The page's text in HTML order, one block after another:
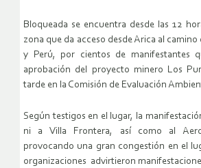
Bloqueada se encuentra desde las 12
zona que da acceso desde Arica al camino
y Perú, por cientos de manifestantes
aprobación del proyecto minero Los
tarde en la Comisión de Evaluación
Según testigos en el lugar, la
ni a Villa Frontera, así como al
provocando una gran congestión en el
organizaciones advirtieron